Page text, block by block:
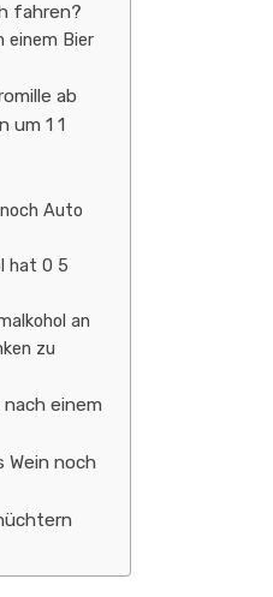
fahren?
einem Bier
ab
um 1 1
Auto
hat 0 5
an
zu
nach einem
Wein noch